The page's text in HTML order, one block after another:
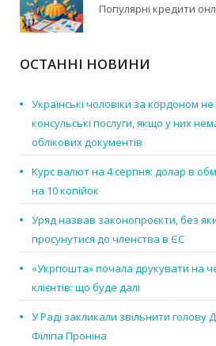
Популярні кредити
ОСТАННІ НОВИНИ
Українські чоловіки за кордоном
консульські послуги, якщо у них
облікових документів
Курс валют на 4 серпня: долар в
на 10 копійок
Уряд назвав законопроєкти, без
просунутися до членства в ЄС
«Укрпошта» почала друкувати на
клієнтів: що буде далі
У Раді закликали звільнити голову
Філіпа Проніна